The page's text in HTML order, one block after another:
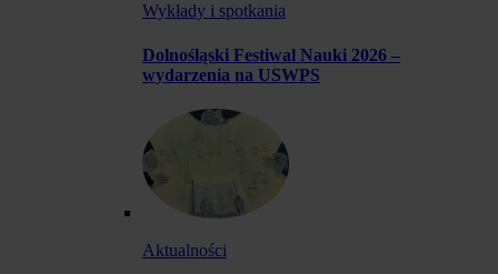
Wykłady i spotkania
Dolnośląski Festiwal Nauki 2026 –
wydarzenia na USWPS
Aktualności